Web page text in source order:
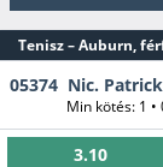
Futsal
Strandröplabda
Tenisz – Auburn,
05374 Nic.
Min kötés: 1 •
3.10